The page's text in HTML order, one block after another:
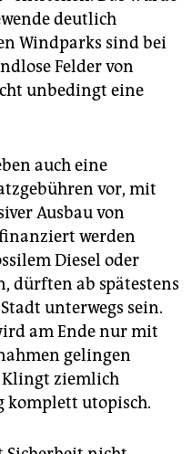
deutlich
Windparks sind bei
Felder von
unbedingt eine
auch eine
vor, mit
Ausbau von
werden
Diesel oder
dürften ab spätestens
unterwegs sein.
am Ende nur mit
gelingen
Klingt ziemlich
utopisch.